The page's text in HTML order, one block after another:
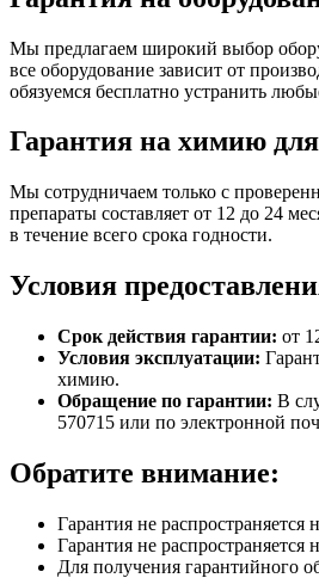
Мы предлагаем широкий выбор
все оборудование зависит от
обязуемся бесплатно устранить
Гарантия на химию для
Мы сотрудничаем только с
препараты составляет от 12 до 24
в течение всего срока годности.
Условия
Срок действия гарантии: от
Условия эксплуатации:
химию.
Обращение по гарантии: В
570715 или по электронной
Обратите внимание:
Гарантия не
Гарантия не
Для получения гарантийного